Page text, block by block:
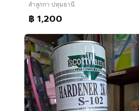
ลำลูกกา ปทุมธานี
฿ 1,200